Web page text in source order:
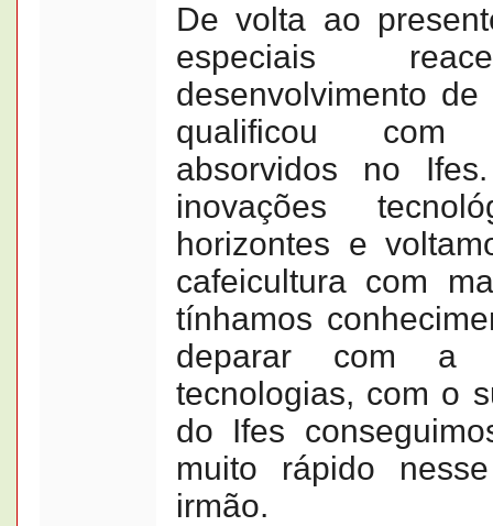
De volta ao
especiais
desenvolvimento
qualificou com
absorvidos no
inovações
horizontes e
cafeicultura com
tínhamos
deparar com a
tecnologias, com o
do Ifes
muito rápido
irmão.